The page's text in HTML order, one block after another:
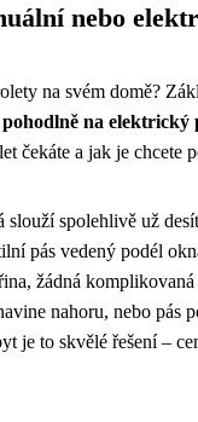
nebo
na svém domě?
na elektrický
čekáte a jak je chcete
spolehlivě už
pás vedený podél
žádná
nahoru, nebo pás
je to skvělé řešení –